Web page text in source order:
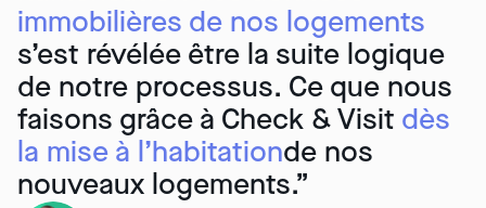
immobilières de nos logements
s’est révélée être la suite logique
de notre processus. Ce que nous
faisons grâce à Check & Visit dès
la mise à l’habitationde nos
nouveaux logements.”